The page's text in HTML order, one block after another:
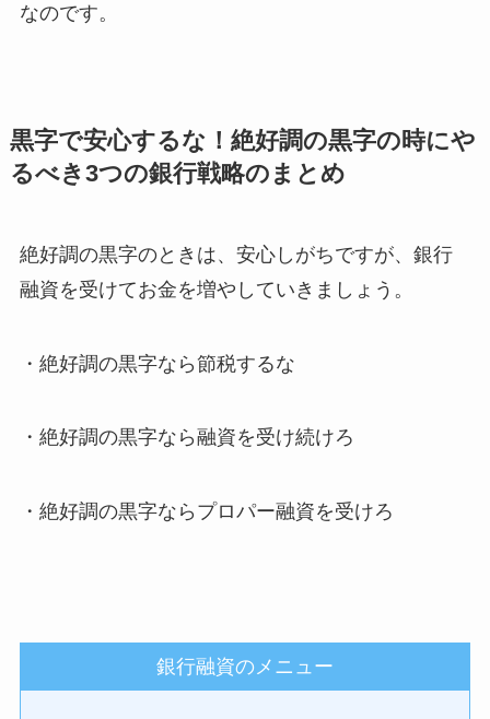
なのです。
黒字で安心するな！絶好調の黒字の時にや
るべき3つの銀行戦略のまとめ
絶好調の黒字のときは、安心しがちですが、銀行
融資を受けてお金を増やしていきましょう。
・絶好調の黒字なら節税するな
・絶好調の黒字なら融資を受け続けろ
・絶好調の黒字ならプロパー融資を受けろ
銀行融資のメニュー